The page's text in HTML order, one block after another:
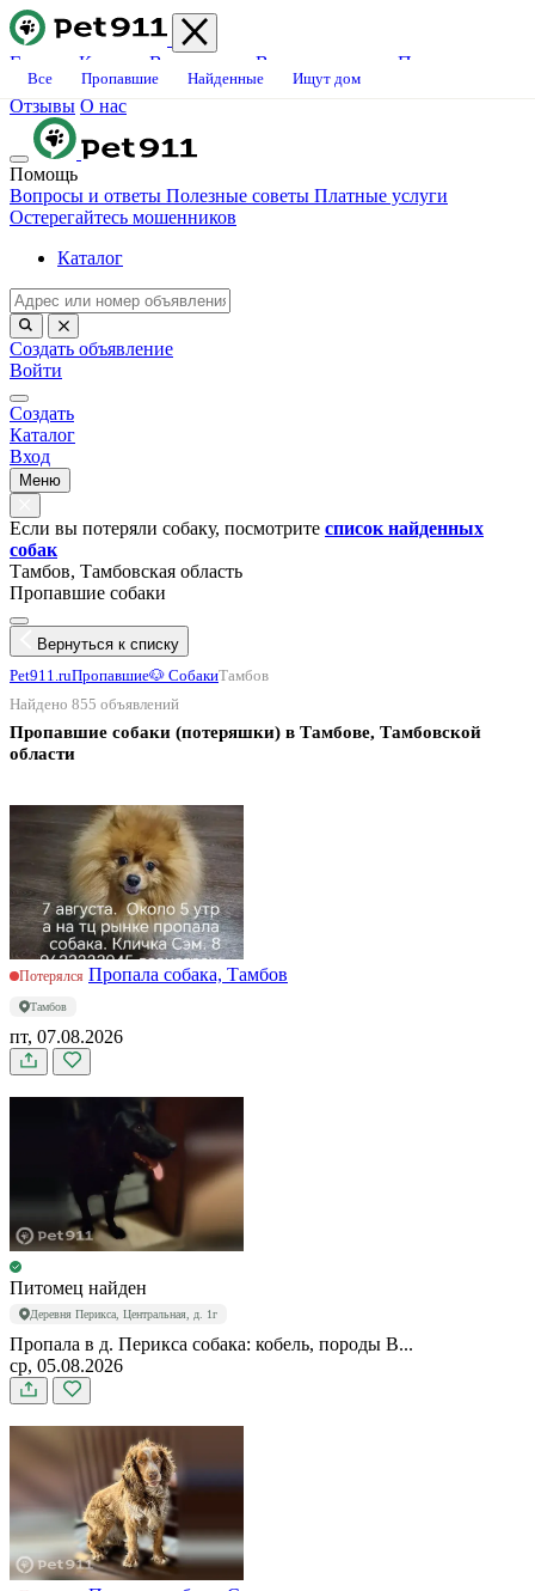
Главная Каталог Ветклиники Вопросы-ответы
Платные
услуги
Блог Свяжитесь с нами Станьте волонтёром
Отзывы О нас
Помощь
Вопросы и ответы Полезные советы Платные услуги
Остерегайтесь мошенников
Каталог
Создать объявление
Войти
Создать
Каталог
Вход
Меню
Если вы потеряли собаку, посмотрите список найденных
собак
Тамбов, Тамбовская область
Пропавшие собаки
Все Пропавшие Найденные Ищут дом
Вернуться к списку
Pet911.ruПропавшие🐶 СобакиТамбов
Найдено 855 объявлений
Пропавшие собаки (потеряшки) в Тамбове, Тамбовской
области
Потерялся Пропала собака, Тамбов
Тамбов
пт, 07.08.2026
Питомец найден
Деревня Перикса, Центральная, д. 1г
Пропала в д. Перикса собака: кобель, породы В...
ср, 05.08.2026